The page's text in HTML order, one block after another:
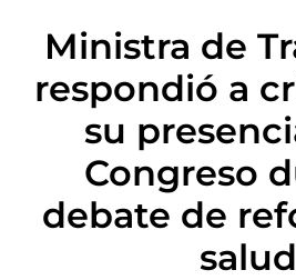
Ministra de
respondió a
su
Congreso
debate de
salud